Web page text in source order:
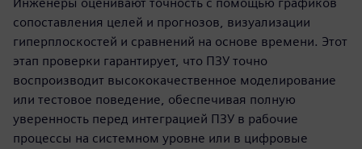
сопоставления целей и прогнозов, визуализации
гиперплоскостей и сравнений на основе времени. Этот
этап проверки гарантирует, что ПЗУ точно
воспроизводит высококачественное моделирование
или тестовое поведение, обеспечивая полную
уверенность перед интеграцией ПЗУ в рабочие
процессы на системном уровне или в цифровые